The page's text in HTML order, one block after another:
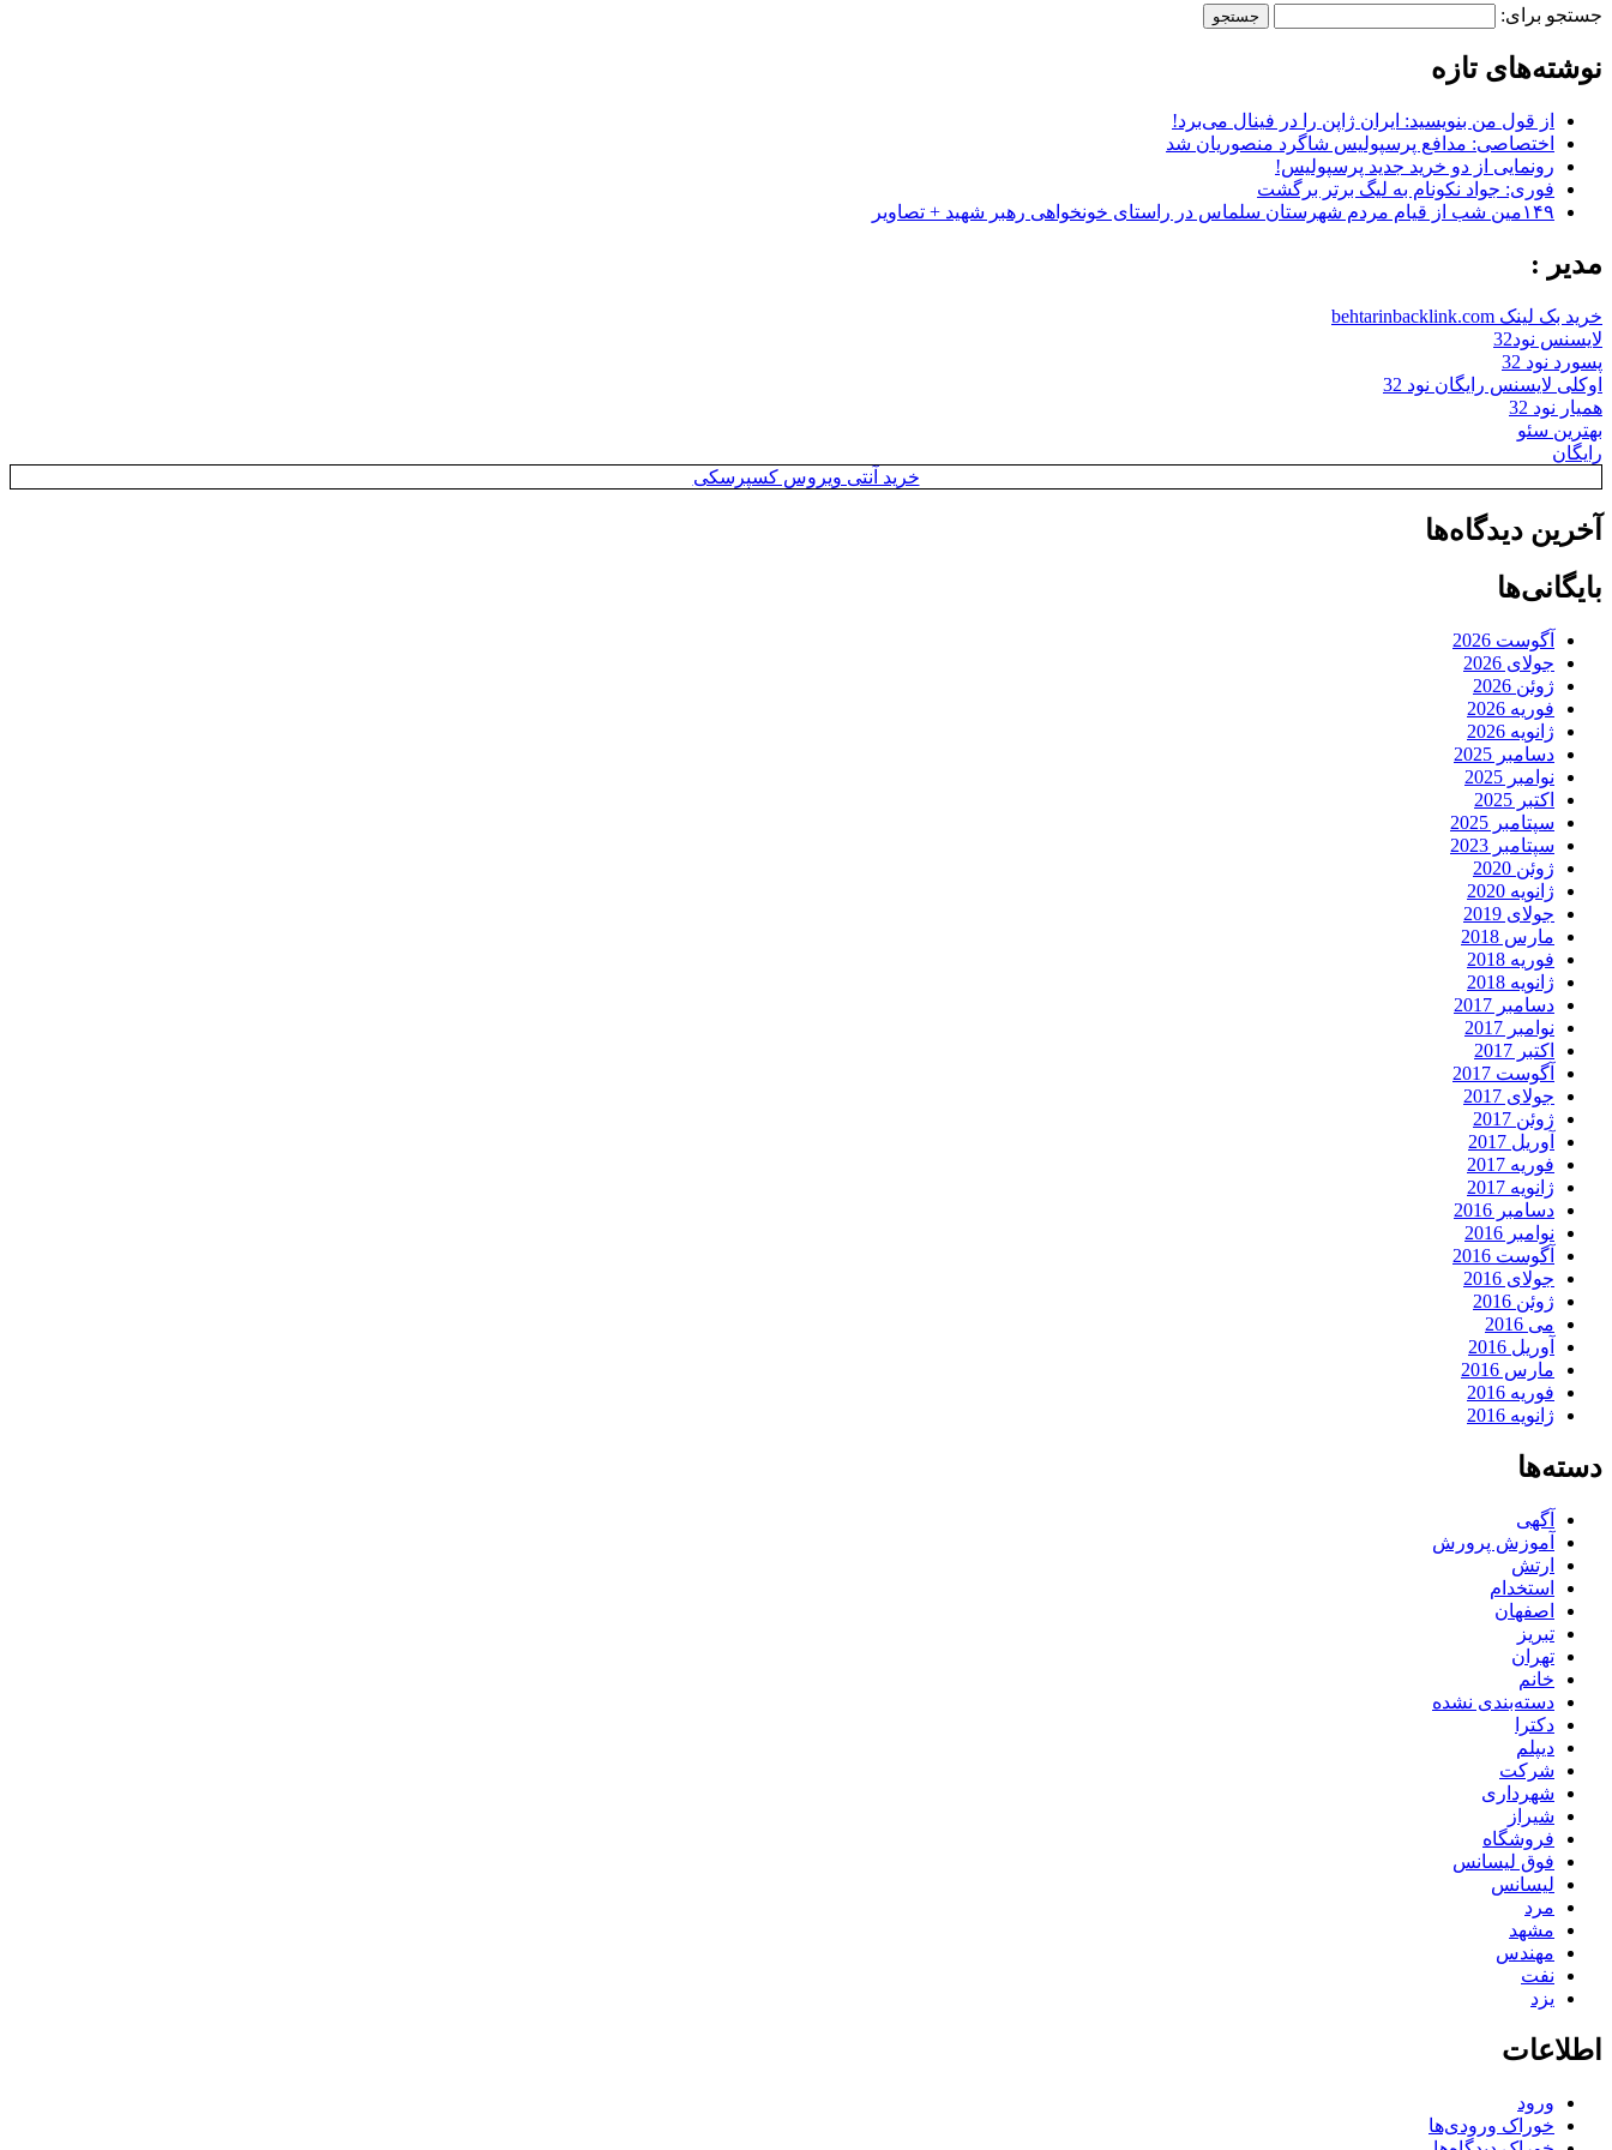
جستجو برای:
نوشته‌های تازه
از قول من بنویسید: ایران ژاپن را در فینال می‌برد!
اختصاصی: مدافع پرسپولیس شاگرد منصوریان شد
رونمایی از دو خرید جدید پرسپولیس!
فوری: جواد نکونام به لیگ برتر برگشت
۱۴۹مین شب از قیام مردم شهرستان سلماس در راستای خونخواهی رهبر شهید + تصاویر
مدیر :
خرید بک لینک behtarinbacklink.com
لایسنس نود32
پسورد نود 32
اوکلی لایسنس رایگان نود 32
همیار نود 32
بهترین سئو
رایگان
خرید آنتی ویروس کسپرسکی
آخرین دیدگاه‌ها
بایگانی‌ها
آگوست 2026
جولای 2026
ژوئن 2026
فوریه 2026
ژانویه 2026
دسامبر 2025
نوامبر 2025
اکتبر 2025
سپتامبر 2025
سپتامبر 2023
ژوئن 2020
ژانویه 2020
جولای 2019
مارس 2018
فوریه 2018
ژانویه 2018
دسامبر 2017
نوامبر 2017
اکتبر 2017
آگوست 2017
جولای 2017
ژوئن 2017
آوریل 2017
فوریه 2017
ژانویه 2017
دسامبر 2016
نوامبر 2016
آگوست 2016
جولای 2016
ژوئن 2016
می 2016
آوریل 2016
مارس 2016
فوریه 2016
ژانویه 2016
دسته‌ها
آگهی
آموزش پرورش
ارتش
استخدام
اصفهان
تبریز
تهران
خانم
دسته‌بندی نشده
دکترا
دیپلم
شرکت
شهرداری
شیراز
فروشگاه
فوق لیسانس
لیسانس
مرد
مشهد
مهندس
نفت
یزد
اطلاعات
ورود
خوراک ورودی‌ها